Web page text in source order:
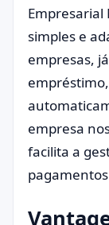
Empresarial
simples e
empresas,
empresa
facilita a